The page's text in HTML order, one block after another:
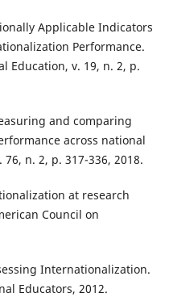
Applicable Indicators
Performance.
Education, v. 19, n. 2, p.
and comparing
across national
n. 2, p. 317-336, 2018.
at research
Council on
Internationalization.
Educators, 2012.